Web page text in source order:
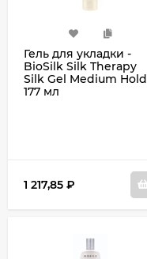
Гель для укладки -
BioSilk Silk Therapy
Silk Gel Medium Hold
177 мл
1 217,85 ₽